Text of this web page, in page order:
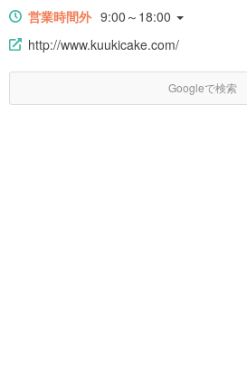
営業時間外 9:00～18:00
http://www.kuukicake.com/
Googleで検索